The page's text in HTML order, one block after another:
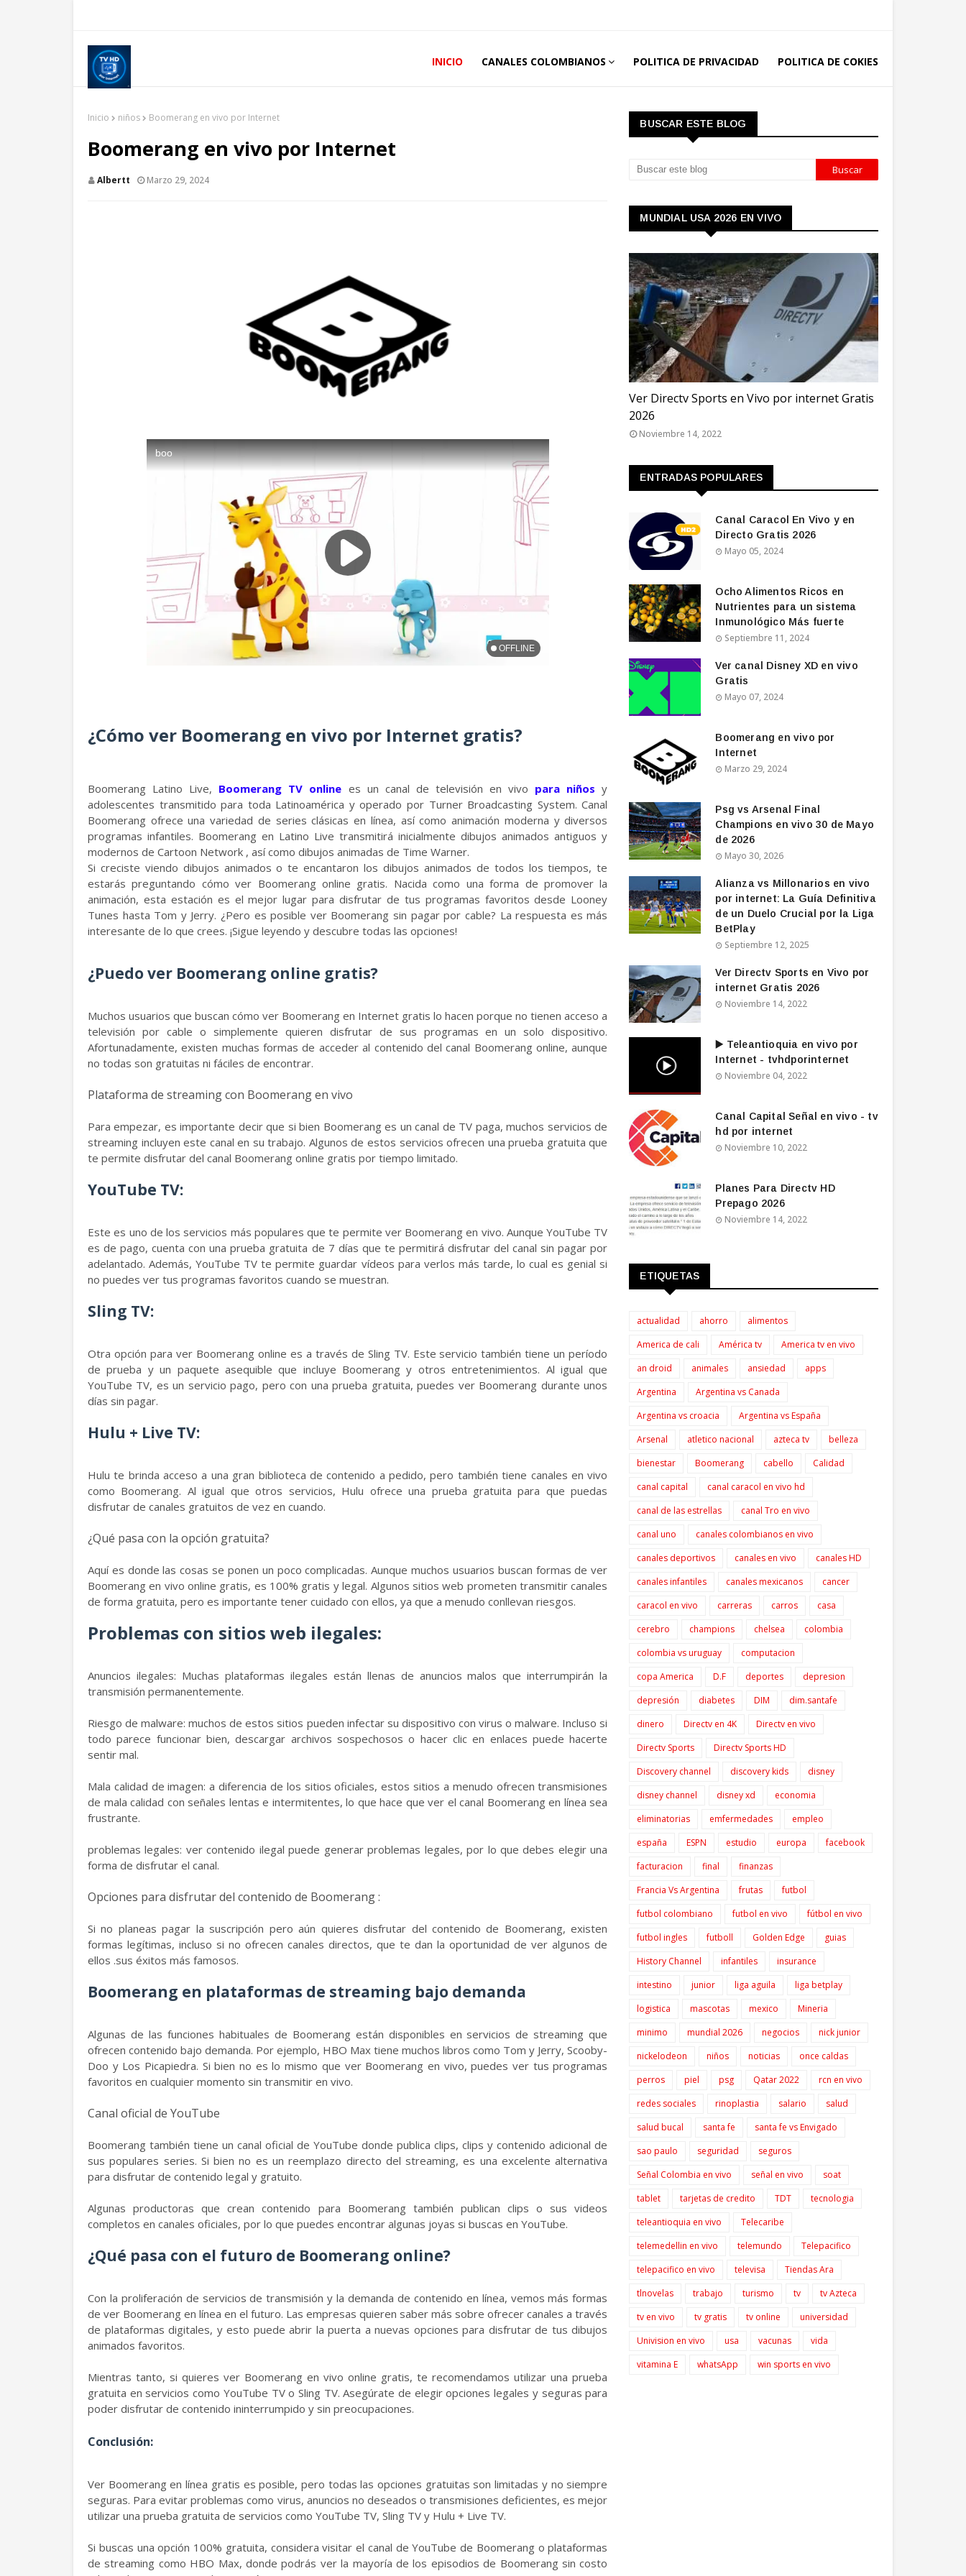
INICIO CANALES COLOMBIANOS POLITICA DE PRIVACIDAD POLITICA DE COKIES
Inicio niños Boomerang en vivo por Internet
Boomerang en vivo por Internet
Albertt Marzo 29, 2024
¿Cómo ver Boomerang en vivo por Internet gratis?
Boomerang Latino Live, Boomerang TV online es un canal de televisión en vivo para niños y
adolescentes transmitido para toda Latinoamérica y operado por Turner Broadcasting System. Canal
Boomerang ofrece una variedad de series clásicas en línea, así como animación moderna y diversos
programas infantiles. Boomerang en Latino Live transmitirá inicialmente dibujos animados antiguos y
modernos de Cartoon Network , así como dibujos animadas de Time Warner.
Si creciste viendo dibujos animados o te encantaron los dibujos animados de todos los tiempos, te
estarás preguntando cómo ver Boomerang online gratis. Nacida como una forma de promover la
animación, esta estación es el mejor lugar para disfrutar de tus programas favoritos desde Looney
Tunes hasta Tom y Jerry. ¿Pero es posible ver Boomerang sin pagar por cable? La respuesta es más
interesante de lo que crees. ¡Sigue leyendo y descubre todas las opciones!
¿Puedo ver Boomerang online gratis?
Muchos usuarios que buscan cómo ver Boomerang en Internet gratis lo hacen porque no tienen acceso a
televisión por cable o simplemente quieren disfrutar de sus programas en un solo dispositivo.
Afortunadamente, existen muchas formas de acceder al contenido del canal Boomerang online, aunque
no todas son gratuitas ni fáciles de encontrar.
Plataforma de streaming con Boomerang en vivo
Para empezar, es importante decir que si bien Boomerang es un canal de TV paga, muchos servicios de
streaming incluyen este canal en su trabajo. Algunos de estos servicios ofrecen una prueba gratuita que
te permite disfrutar del canal Boomerang online gratis por tiempo limitado.
YouTube TV:
Este es uno de los servicios más populares que te permite ver Boomerang en vivo. Aunque YouTube TV
es de pago, cuenta con una prueba gratuita de 7 días que te permitirá disfrutar del canal sin pagar por
adelantado. Además, YouTube TV te permite guardar vídeos para verlos más tarde, lo cual es genial si
no puedes ver tus programas favoritos cuando se muestran.
Sling TV:
Otra opción para ver Boomerang online es a través de Sling TV. Este servicio también tiene un período
de prueba y un paquete asequible que incluye Boomerang y otros entretenimientos. Al igual que
YouTube TV, es un servicio pago, pero con una prueba gratuita, puedes ver Boomerang durante unos
días sin pagar.
Hulu + Live TV:
Hulu te brinda acceso a una gran biblioteca de contenido a pedido, pero también tiene canales en vivo
como Boomerang. Al igual que otros servicios, Hulu ofrece una prueba gratuita para que puedas
disfrutar de canales gratuitos de vez en cuando.
¿Qué pasa con la opción gratuita?
Aquí es donde las cosas se ponen un poco complicadas. Aunque muchos usuarios buscan formas de ver
Boomerang en vivo online gratis, es 100% gratis y legal. Algunos sitios web prometen transmitir canales
de forma gratuita, pero es importante tener cuidado con ellos, ya que a menudo conllevan riesgos.
Problemas con sitios web ilegales:
Anuncios ilegales: Muchas plataformas ilegales están llenas de anuncios malos que interrumpirán la
transmisión permanentemente.
Riesgo de malware: muchos de estos sitios pueden infectar su dispositivo con virus o malware. Incluso si
todo parece funcionar bien, descargar archivos sospechosos o hacer clic en enlaces puede hacerte
sentir mal.
Mala calidad de imagen: a diferencia de los sitios oficiales, estos sitios a menudo ofrecen transmisiones
de mala calidad con señales lentas e intermitentes, lo que hace que ver el canal Boomerang en línea sea
frustrante.
problemas legales: ver contenido ilegal puede generar problemas legales, por lo que debes elegir una
forma de disfrutar el canal.
Opciones para disfrutar del contenido de Boomerang :
Si no planeas pagar la suscripción pero aún quieres disfrutar del contenido de Boomerang, existen
formas legítimas, incluso si no ofrecen canales directos, que te dan la oportunidad de ver algunos de
ellos .sus éxitos más famosos.
Boomerang en plataformas de streaming bajo demanda
Algunas de las funciones habituales de Boomerang están disponibles en servicios de streaming que
ofrecen contenido bajo demanda. Por ejemplo, HBO Max tiene muchos libros como Tom y Jerry, Scooby-
Doo y Los Picapiedra. Si bien no es lo mismo que ver Boomerang en vivo, puedes ver tus programas
favoritos en cualquier momento sin transmitir en vivo.
Canal oficial de YouTube
Boomerang también tiene un canal oficial de YouTube donde publica clips, clips y contenido adicional de
sus populares series. Si bien no es un reemplazo directo del streaming, es una excelente alternativa
para disfrutar de contenido legal y gratuito.
Algunas productoras que crean contenido para Boomerang también publican clips o sus videos
completos en canales oficiales, por lo que puedes encontrar algunas joyas si buscas en YouTube.
¿Qué pasa con el futuro de Boomerang online?
Con la proliferación de servicios de transmisión y la demanda de contenido en línea, vemos más formas
de ver Boomerang en línea en el futuro. Las empresas quieren saber más sobre ofrecer canales a través
de plataformas digitales, y esto puede abrir la puerta a nuevas opciones para disfrutar de tus dibujos
animados favoritos.
Mientras tanto, si quieres ver Boomerang en vivo online gratis, te recomendamos utilizar una prueba
gratuita en servicios como YouTube TV o Sling TV. Asegúrate de elegir opciones legales y seguras para
poder disfrutar de contenido ininterrumpido y sin preocupaciones.
Conclusión:
Ver Boomerang en línea gratis es posible, pero todas las opciones gratuitas son limitadas y no siempre
seguras. Para evitar problemas como virus, anuncios no deseados o transmisiones deficientes, es mejor
utilizar una prueba gratuita de servicios como YouTube TV, Sling TV y Hulu + Live TV.
Si buscas una opción 100% gratuita, considera visitar el canal de YouTube de Boomerang o plataformas
de streaming como HBO Max, donde podrás ver la mayoría de los episodios de Boomerang sin costo
BUSCAR ESTE BLOG
MUNDIAL USA 2026 EN VIVO
Ver Directv Sports en Vivo por internet Gratis
2026
Noviembre 14, 2022
ENTRADAS POPULARES
Canal Caracol En Vivo y en
Directo Gratis 2026
Mayo 05, 2024
Ocho Alimentos Ricos en
Nutrientes para un sistema
Inmunológico Más fuerte
Septiembre 11, 2024
Ver canal Disney XD en vivo
Gratis
Mayo 07, 2024
Boomerang en vivo por
Internet
Marzo 29, 2024
Psg vs Arsenal Final
Champions en vivo 30 de Mayo
de 2026
Mayo 30, 2026
Alianza vs Millonarios en vivo
por internet: La Guía Definitiva
de un Duelo Crucial por la Liga
BetPlay
Septiembre 12, 2025
Ver Directv Sports en Vivo por
internet Gratis 2026
Noviembre 14, 2022
▶️ Teleantioquia en vivo por
Internet - tvhdporinternet
Noviembre 04, 2022
Canal Capital Señal en vivo - tv
hd por internet
Noviembre 10, 2022
Planes Para Directv HD
Prepago 2026
Noviembre 14, 2022
ETIQUETAS
actualidad ahorro
alimentos
America de cali
América tv
America tv en vivo
an droid
animales ansiedad
apps
Argentina
Argentina vs Canada
Argentina vs croacia
Argentina vs España
Arsenal
atletico nacional azteca tv
belleza
bienestar
Boomerang cabello
Calidad
canal capital
canal caracol en vivo hd
canal de las estrellas
canal Tro en vivo
canal uno
canales colombianos en vivo
canales deportivos
canales en vivo
canales HD
canales infantiles
canales mexicanos
cancer
caracol en vivo
carreras carros
casa
cerebro
champions chelsea
colombia
colombia vs uruguay
computacion
copa America
D.F deportes
depresion
depresión
diabetes DIM
dim.santafe
dinero
Directv en 4K
Directv en vivo
Directv Sports
Directv Sports HD
Discovery channel
discovery kids
disney
disney channel
disney xd
economia
eliminatorias
emfermedades
empleo
españa
ESPN estudio europa
facebook
facturacion
final
finanzas
Francia Vs Argentina
frutas
futbol
futbol colombiano
futbol en vivo
fútbol en vivo
futbol ingles
futboll Golden Edge
guias
History Channel
infantiles
insurance
intestino
junior liga aguila
liga betplay
logistica
mascotas mexico
Mineria
minimo
mundial 2026 negocios
nick junior
nickelodeon
niños noticias
once caldas
perros
piel psg Qatar 2022
rcn en vivo
redes sociales
rinoplastia salario
salud
salud bucal
santa fe
santa fe vs Envigado
sao paulo
seguridad
seguros
Señal Colombia en vivo
señal en vivo
soat
tablet
tarjetas de credito TDT
tecnologia
teleantioquia en vivo
Telecaribe
telemedellin en vivo
telemundo
Telepacifico
telepacifico en vivo
televisa
Tiendas Ara
tlnovelas
trabajo turismo tv
tv Azteca
tv en vivo
tv gratis tv online
universidad
Univision en vivo
usa vacunas
vida
vitamina E
whatsApp win sports en vivo